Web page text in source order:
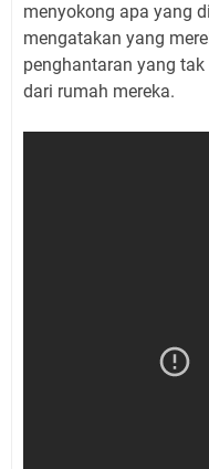
menyokong apa yang
mengatakan yang
penghantaran yang
dari rumah mereka.